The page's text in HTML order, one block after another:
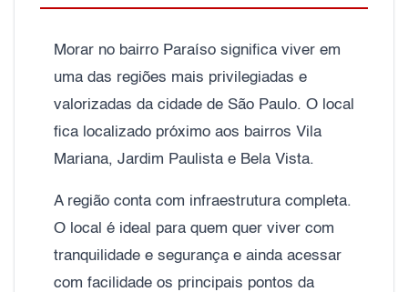
Morar no bairro Paraíso significa viver em
uma das regiões mais privilegiadas e
valorizadas da cidade de São Paulo. O local
fica localizado próximo aos bairros Vila
Mariana, Jardim Paulista e Bela Vista.
A região conta com infraestrutura completa.
O local é ideal para quem quer viver com
tranquilidade e segurança e ainda acessar
com facilidade os principais pontos da